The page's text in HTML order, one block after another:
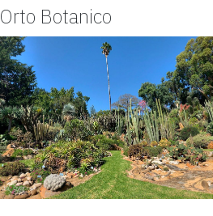
Orto Botanico